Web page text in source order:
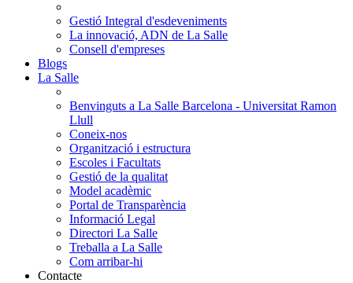
Gestió Integral d'esdeveniments
La innovació, ADN de La Salle
Consell d'empreses
Blogs
La Salle
Benvinguts a La Salle Barcelona - Universitat Ramon
Llull
Coneix-nos
Organització i estructura
Escoles i Facultats
Gestió de la qualitat
Model acadèmic
Portal de Transparència
Informació Legal
Directori La Salle
Treballa a La Salle
Com arribar-hi
Contacte